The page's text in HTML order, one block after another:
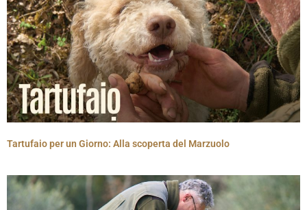
Tartufaio per un Giorno: Alla scoperta del Marzuolo